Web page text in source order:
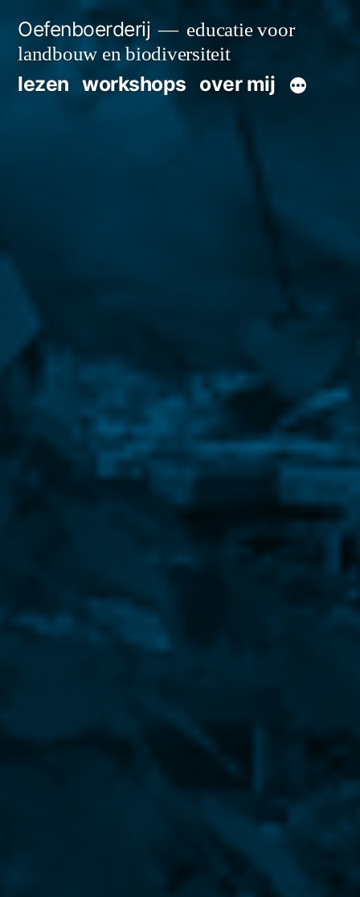
content
Oefenboerderij
educatie voor
landbouw en biodiversiteit
lezen workshops over mij